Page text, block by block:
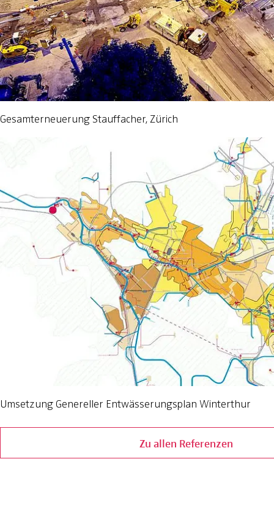
Gesamterneuerung Stauffacher, Zürich
Umsetzung Genereller Entwässerungsplan Winterthur
Zu allen Referenzen